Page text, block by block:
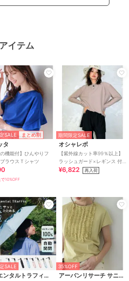
ィガン
サイズあり
タイル/アウトドア
二次会/ビジネス/
/セレモニー・入学式・卒
ラデシュ
イテム
SALE まとめ割
タ
の機能付】ひんやりフ
ラウスＴシャツ
10%OFF
期間限定SALE
オシャレボ
【紫外線カット率99％以上】
ラッシュガード×レギンス 付
き タンキニ
¥6,822 再入荷
SALE
オリエンタルトラフィック
35%OFF
アーバンリサーチ サニーレーベル